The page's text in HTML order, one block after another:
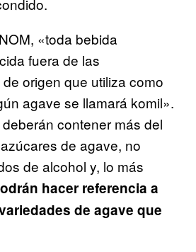
«toda bebida
fuera de las
origen que utiliza como
agave se llamará komil».
contener más del
de agave, no
de alcohol y, lo más
hacer referencia a
de agave que